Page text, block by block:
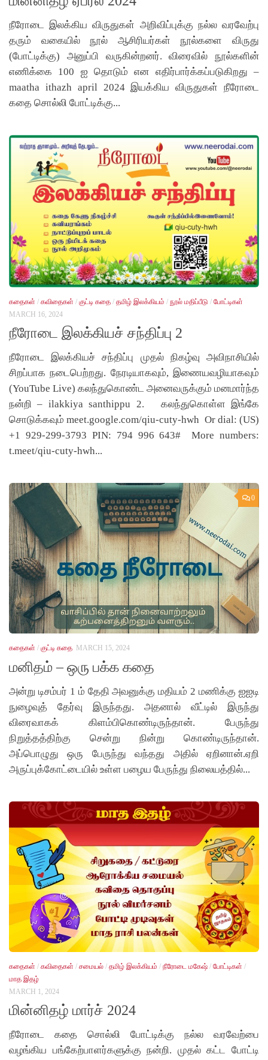
நீரோடை இலக்கிய விருதுகள் அறிவிப்புக்கு நல்ல வரவேற்பு
தரும் வகையில் நூல் ஆசிரியர்கள் நூல்களை விருது
(போட்டிக்கு) அனுப்பி வருகின்றனர். விரைவில் நூல்களின்
எணிக்கை 100 ஐ தொடும் என எதிர்பார்க்கப்படுகிறது –
maatha ithazh april 2024 இயக்கிய விருதுகள் நீரோடை
கதை சொல்லி போட்டிக்கு...
கதைகள் / கவிதைகள் / குட்டி கதை / தமிழ் இலக்கியம் / நூல் மதிப்பீடு / போட்டிகள்
MARCH 16, 2024
நீரோடை இலக்கியச் சந்திப்பு 2
நீரோடை இலக்கியச் சந்திப்பு முதல் நிகழ்வு அவிநாசியில்
சிறப்பாக நடைபெற்றது. நேரடியாகவும், இணையவழியாகவும்
(YouTube Live) கலந்துகொண்ட அனைவருக்கும் மனமார்ந்த
நன்றி – ilakkiya santhippu 2. கலந்துகொள்ள இங்கே
சொடுக்கவும் meet.google.com/qiu-cuty-hwh Or dial: (US)
+1 929-299-3793 PIN: 794 996 643# More numbers:
t.meet/qiu-cuty-hwh...
0
கதைகள் / குட்டி கதை MARCH 15, 2024
மனிதம் – ஒரு பக்க கதை
அன்று டிசம்பர் 1 ம் தேதி அவனுக்கு மதியம் 2 மணிக்கு ஐஐடி
நுழைவுத் தேர்வு இருந்தது. அதனால் வீட்டில் இருந்து
விரைவாகக் கிளம்பிகொண்டிருந்தான். பேருந்து
நிறுத்தத்திற்கு சென்று நின்று கொண்டிருந்தான்.
அப்பொழுது ஒரு பேருந்து வந்தது அதில் ஏறினான்.ஏறி
அருப்புக்கோட்டையில் உள்ள பழைய பேருந்து நிலையத்தில்...
கதைகள் / கவிதைகள் / சமையல் / தமிழ் இலக்கியம் / நீரோடை மகேஷ் / போட்டிகள் /
மாத இதழ்
MARCH 1, 2024
மின்னிதழ் மார்ச் 2024
நீரோடை கதை சொல்லி போட்டிக்கு நல்ல வரவேற்பை
வழங்கிய பங்கேற்பாளர்களுக்கு நன்றி. முதல் கட்ட போட்டி